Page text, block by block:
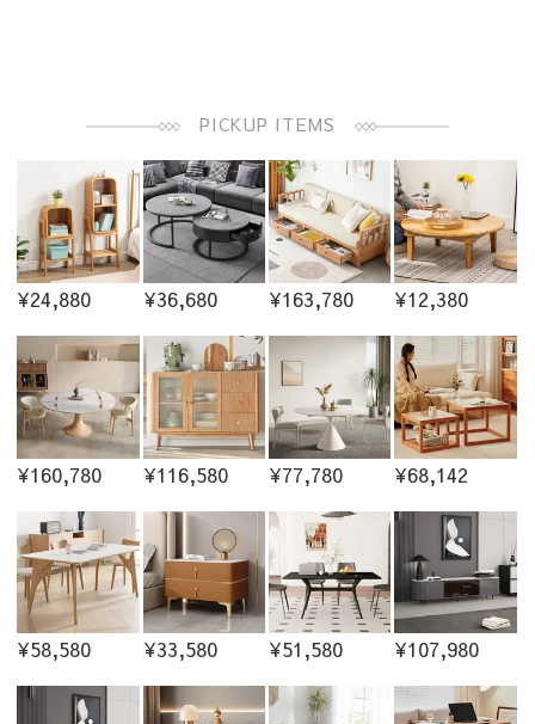
PICKUP ITEMS
¥24,880 ¥36,680 ¥163,780 ¥12,380
¥160,780 ¥116,580 ¥77,780 ¥68,142
¥58,580 ¥33,580 ¥51,580 ¥107,980